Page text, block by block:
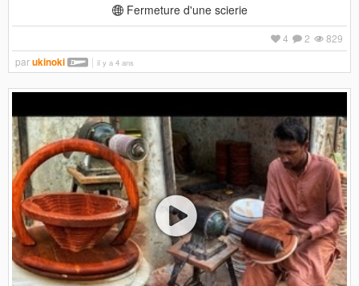
Fermeture d'une scierie
829
2
4
parukinoki il y a 4 ans